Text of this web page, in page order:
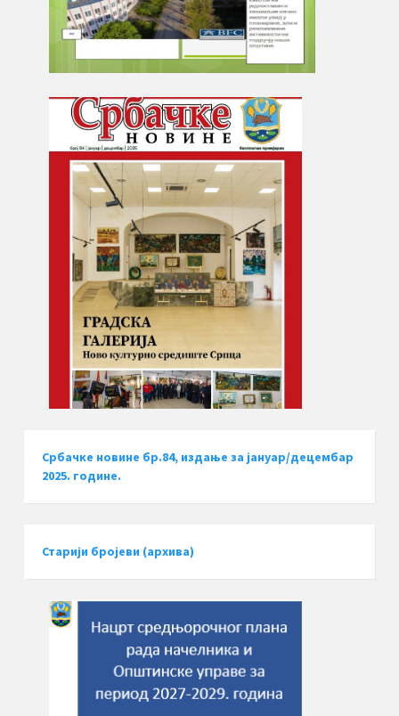
Србачке новине бр.84, издање за јануар/децембар
2025. године.
Старији бројеви (архива)